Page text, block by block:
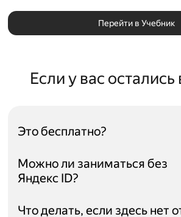
Перейти в Учебник
Если у вас
Это бесплатно?
пользователей.
Можно ли заниматься без
Яндекс ID?
использовать все возможности Яндекс
Что делать, если здесь нет